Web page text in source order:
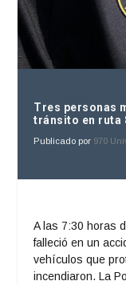
Tres personas
tránsito en ruta
Publicado por 970
A las 7:30 horas
falleció en un
vehículos que
incendiaron. La